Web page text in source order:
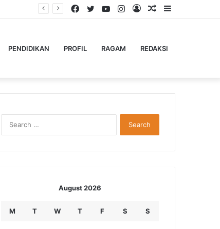
Sidebar
Random
Log
Instagram
YouTube
Twitter
Facebook
PENDIDIKAN PROFIL RAGAM REDAKSI
August 2026
M T W T F S S